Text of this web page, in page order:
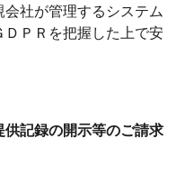
社が管理するシステム
ＰＲを把握した上で安
供記録の開示等のご請求